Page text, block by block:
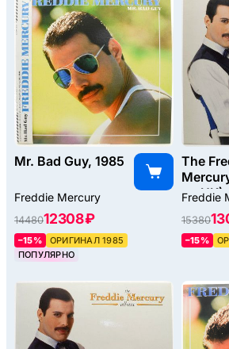
Mr. Bad Guy, 1985
Freddie Mercury
1448012308 ₽
–15%
ОРИГИНАЛ 1985
ПОПУЛЯРНО
The
st,
Freddie
15380
–15%